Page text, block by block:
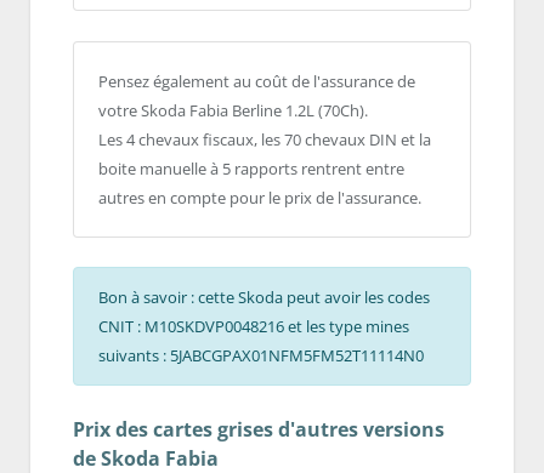
Pensez également au coût de l'assurance de
votre Skoda Fabia Berline 1.2L (70Ch).
Les 4 chevaux fiscaux, les 70 chevaux DIN et la
boite manuelle à 5 rapports rentrent entre
autres en compte pour le prix de l'assurance.
Bon à savoir : cette Skoda peut avoir les codes
CNIT : M10SKDVP0048216 et les type mines
suivants : 5JABCGPAX01NFM5FM52T11114N0
Prix des cartes grises d'autres versions
de Skoda Fabia